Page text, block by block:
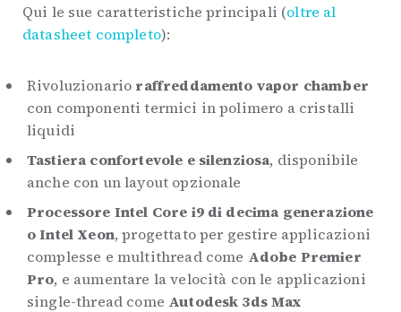
Qui le sue caratteristiche principali (oltre al
datasheet completo):
Rivoluzionario raffreddamento vapor chamber
con componenti termici in polimero a cristalli
liquidi
Tastiera confortevole e silenziosa, disponibile
anche con un layout opzionale
Processore Intel Core i9 di decima generazione
o Intel Xeon, progettato per gestire applicazioni
complesse e multithread come Adobe Premier
Pro, e aumentare la velocità con le applicazioni
single-thread come Autodesk 3ds Max